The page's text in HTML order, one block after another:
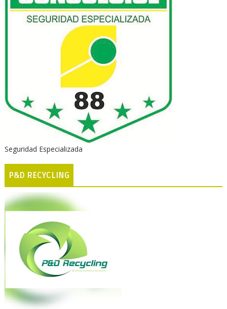
Seguridad Especializada
P&D RECYCLING